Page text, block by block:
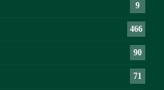
9
466
90
71